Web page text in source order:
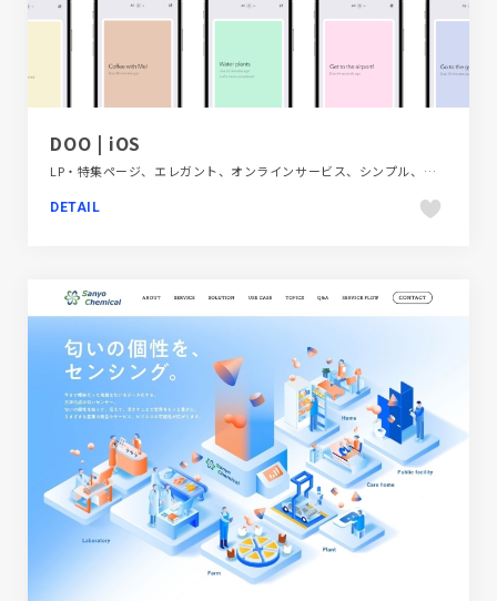
DOO | iOS
LP・特集ページ、エレガント、オンラインサービス、シンプル、スタイリッシュ、テクノロジー・サイエンス、ホワイト系、海外サイト
DETAIL